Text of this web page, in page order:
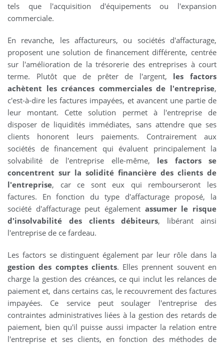
tels que l'acquisition d'équipements ou l'expansion
commerciale.
En revanche, les affactureurs, ou sociétés d'affacturage,
proposent une solution de financement différente, centrée
sur l'amélioration de la trésorerie des entreprises à court
terme. Plutôt que de prêter de l'argent, les factors
achètent les créances commerciales de l'entreprise,
c'est-à-dire les factures impayées, et avancent une partie de
leur montant. Cette solution permet à l'entreprise de
disposer de liquidités immédiates, sans attendre que ses
clients honorent leurs paiements. Contrairement aux
sociétés de financement qui évaluent principalement la
solvabilité de l'entreprise elle-même, les factors se
concentrent sur la solidité financière des clients de
l'entreprise, car ce sont eux qui rembourseront les
factures. En fonction du type d'affacturage proposé, la
société d'affacturage peut également assumer le risque
d'insolvabilité des clients débiteurs, libérant ainsi
l'entreprise de ce fardeau.
Les factors se distinguent également par leur rôle dans la
gestion des comptes clients. Elles prennent souvent en
charge la gestion des créances, ce qui inclut les relances de
paiement et, dans certains cas, le recouvrement des factures
impayées. Ce service peut soulager l'entreprise des
contraintes administratives liées à la gestion des retards de
paiement, bien qu'il puisse aussi impacter la relation entre
l'entreprise et ses clients, en fonction des méthodes de